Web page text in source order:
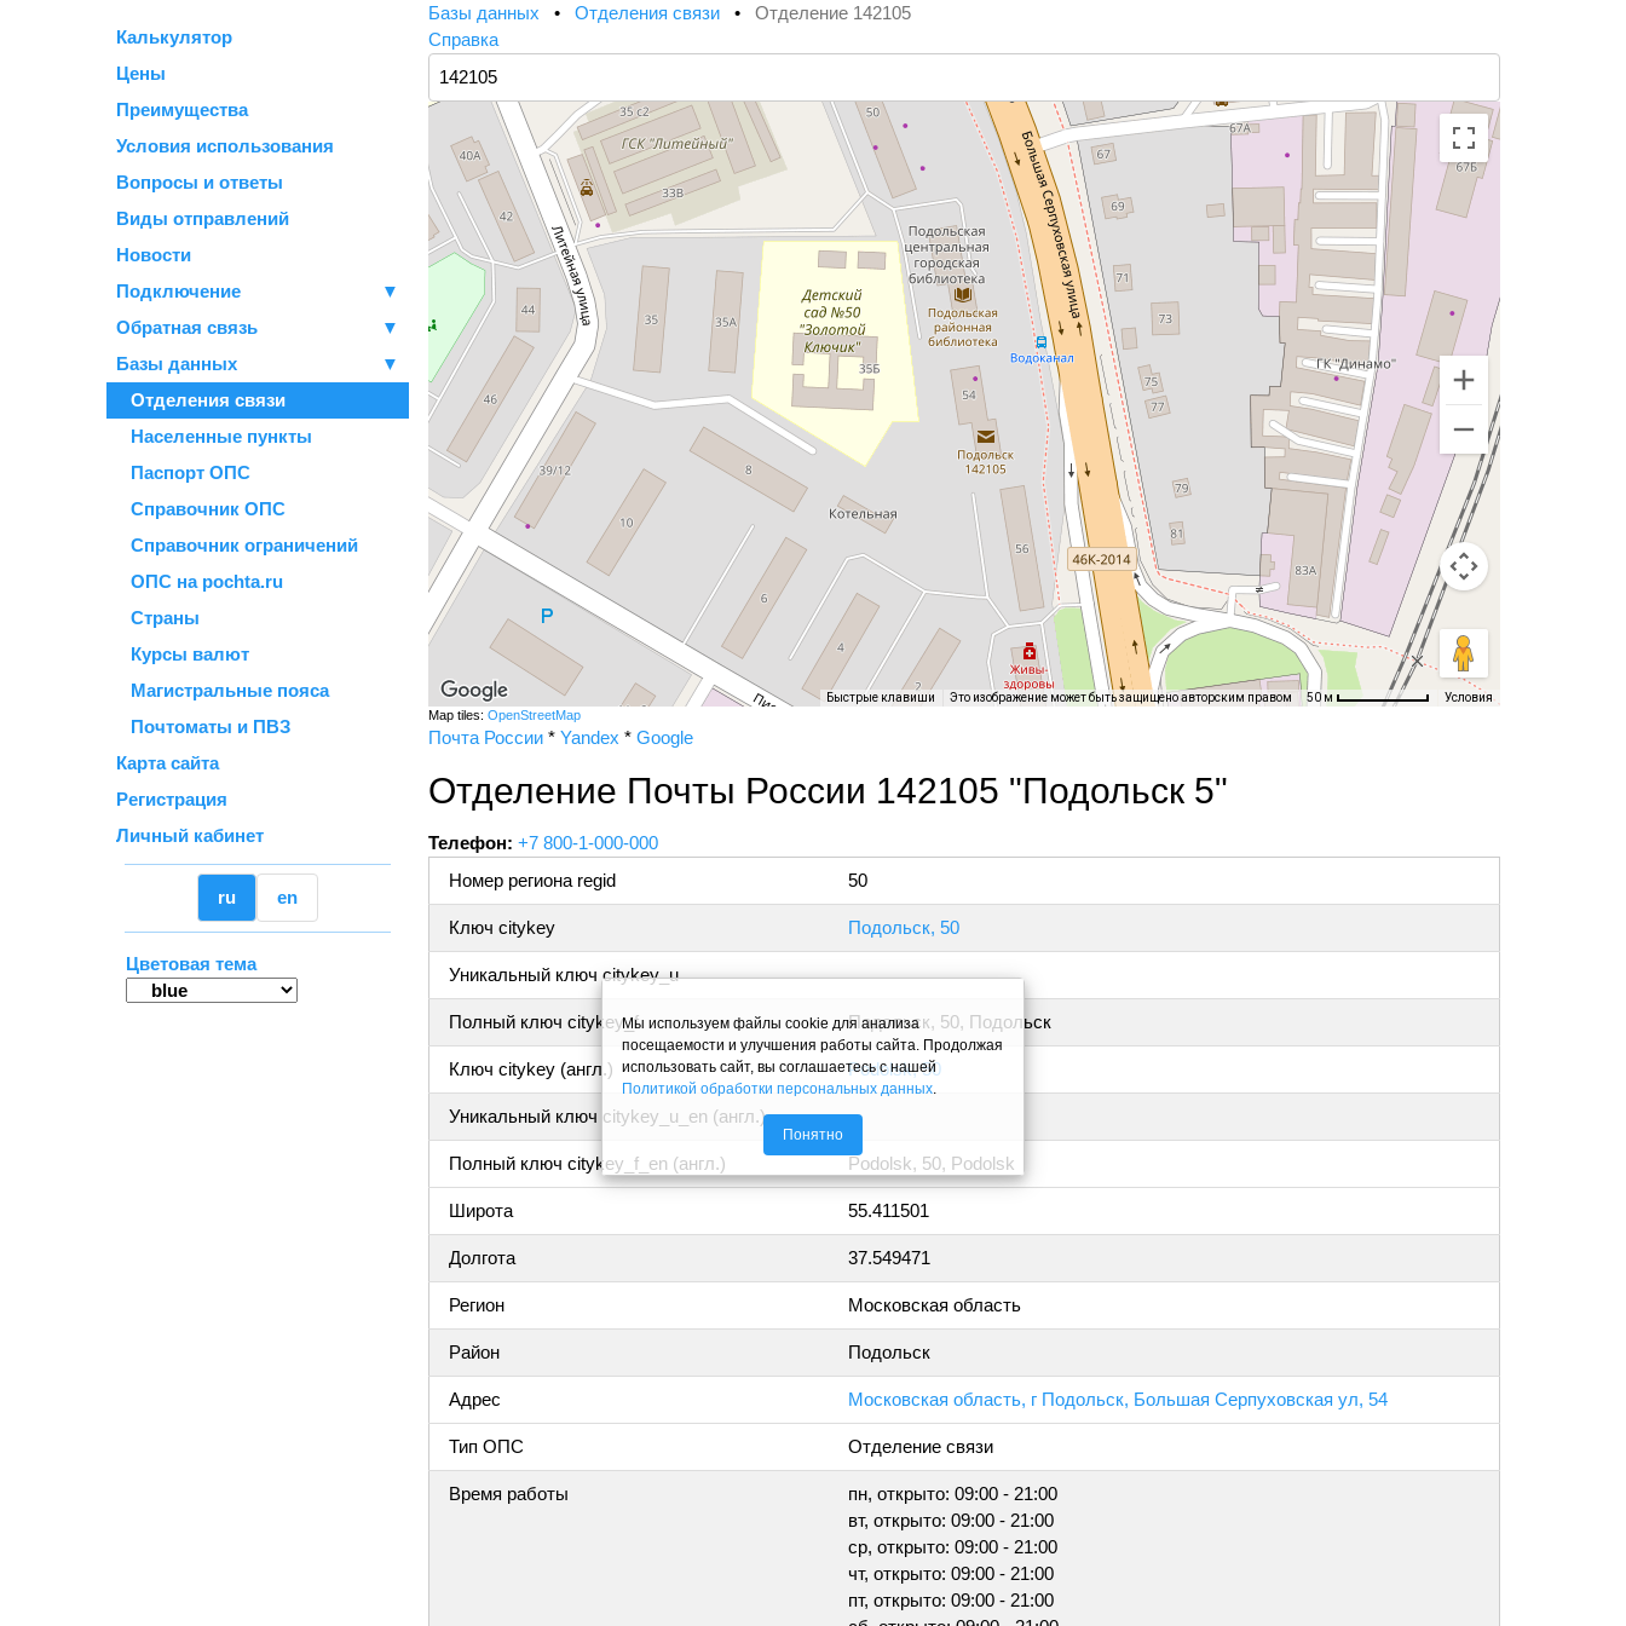
Калькулятор
Цены
Преимущества
Условия использования
Вопросы и ответы
Виды отправлений
Новости
Подключение
▼
Обратная связь
▼
Базы данных
▼
Отделения связи
Населенные пункты
Паспорт ОПС
Справочник ОПС
Справочник ограничений
ОПС на pochta.ru
Страны
Курсы валют
Магистральные пояса
Почтоматы и ПВЗ
Карта сайта
Регистрация
Личный кабинет
ru en
Цветовая тема
Базы данных • Отделения связи • Отделение 142105
Справка
Быстрые клавиши Это изображение может быть защищено авторским правом 50 м Условия
Map tiles: OpenStreetMap
Почта России * Yandex * Google
Отделение Почты России 142105 "Подольск 5"
Телефон: +7 800-1-000-000
Номер региона regid
50
Ключ citykey Подольск, 50
Уникальный ключ citykey_u
Полный ключ citykey_f Подольск, 50, Подольск
Ключ citykey (англ.) Podolsk, 50
Уникальный ключ citykey_u_en (англ.)
Полный ключ citykey_f_en (англ.) Podolsk, 50, Podolsk
Широта 55.411501
Долгота 37.549471
Регион Московская область
Район Подольск
Адрес Московская область, г Подольск, Большая Серпуховская ул, 54
Тип ОПС Отделение связи
Время работы
пн, открыто: 09:00 - 21:00
вт, открыто: 09:00 - 21:00
ср, открыто: 09:00 - 21:00
чт, открыто: 09:00 - 21:00
пт, открыто: 09:00 - 21:00
Мы используем файлы cookie для анализа
посещаемости и улучшения работы сайта. Продолжая
использовать сайт, вы соглашаетесь с нашей
Политикой обработки персональных данных
Понятно